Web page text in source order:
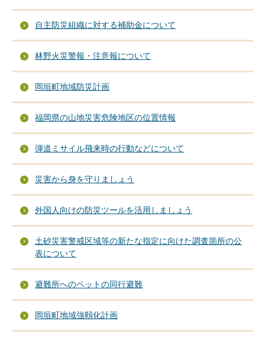
自主防災組織に対する補助金について
林野火災警報・注意報について
岡垣町地域防災計画
福岡県の山地災害危険地区の位置情報
弾道ミサイル飛来時の行動などについて
災害から身を守りましょう
外国人向けの防災ツールを活用しましょう
土砂災害警戒区域等の新たな指定に向けた調査箇所の公
表について
避難所へのペットの同行避難
岡垣町地域強靱化計画